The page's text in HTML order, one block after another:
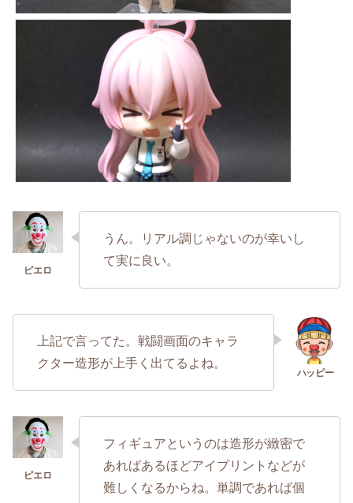
うん。リアル調じゃないのが幸いし
て実に良い。
上記で言ってた。戦闘画面のキャラ
クター造形が上手く出てるよね。
フィギュアというのは造形が緻密で
あればあるほどアイプリントなどが
難しくなるからね。単調であれば個